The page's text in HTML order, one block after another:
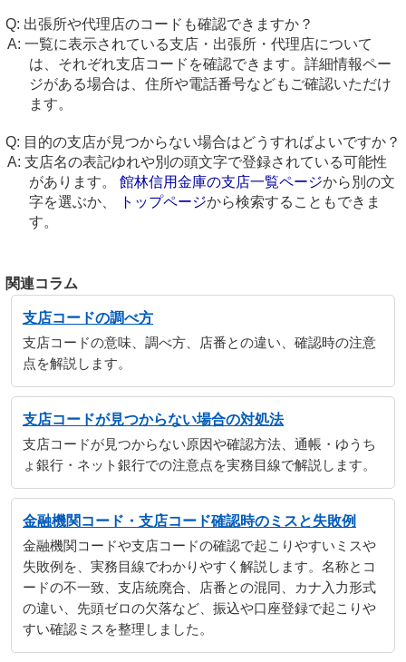
出張所や代理店のコードも確認できますか？
一覧に表示されている支店・出張所・代理店について
は、それぞれ支店コードを確認できます。詳細情報ペー
ジがある場合は、住所や電話番号などもご確認いただけ
ます。
目的の支店が見つからない場合はどうすればよいですか？
支店名の表記ゆれや別の頭文字で登録されている可能性
があります。 館林信用金庫の支店一覧ページから別の文
字を選ぶか、
トップページから検索することもできま
す。
関連コラム
支店コードの調べ方
支店コードの意味、調べ方、店番との違い、確認時の注意
点を解説します。
支店コードが見つからない場合の対処法
支店コードが見つからない原因や確認方法、通帳・ゆうち
ょ銀行・ネット銀行での注意点を実務目線で解説します。
金融機関コード・支店コード確認時のミスと失敗例
金融機関コードや支店コードの確認で起こりやすいミスや
失敗例を、実務目線でわかりやすく解説します。名称とコ
ードの不一致、支店統廃合、店番との混同、カナ入力形式
の違い、先頭ゼロの欠落など、振込や口座登録で起こりや
すい確認ミスを整理しました。